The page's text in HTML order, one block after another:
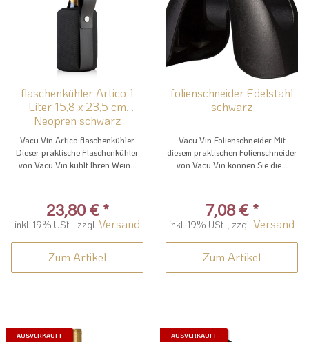
flaschenkühler Artico 1
Liter 15,8 x 23,5 cm
Neopren schwarz
Vacu Vin Artico flaschenkühler
Dieser praktische Flaschenkühler
von Vacu Vin kühlt Ihren Wein...
23,80 € *
inkl. 19% USt. , zzgl. Versand
Zum Artikel
folienschneider Edelstahl
schwarz
Vacu Vin Folienschneider Mit
diesem praktischen Folienschneider
von Vacu Vin können Sie die...
7,08 € *
inkl. 19% USt. , zzgl. Versand
Zum Artikel
AUSVERKAUFT AUSVERKAUFT